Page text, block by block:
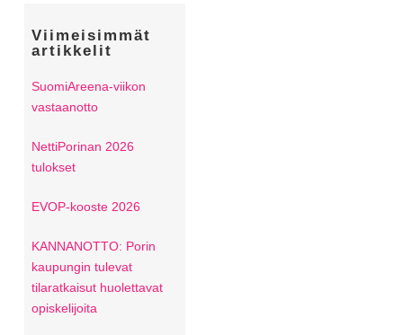
Viimeisimmät
artikkelit
SuomiAreena-viikon
vastaanotto
NettiPorinan 2026
tulokset
EVOP-kooste 2026
KANNANOTTO: Porin
kaupungin tulevat
tilaratkaisut huolettavat
opiskelijoita